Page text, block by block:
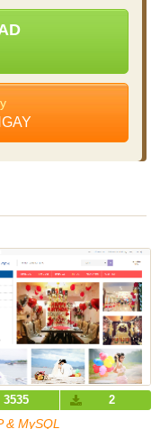
3535 2
& MySQL